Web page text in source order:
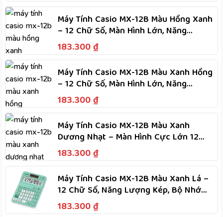
Máy Tính Casio MX-12B Màu Hồng Xanh
– 12 Chữ Số, Màn Hình Lớn, Năng
Lượng Kép Dùng Hai Nguồn
183.300 ₫
Máy Tính Casio MX-12B Màu Xanh Hồng
– 12 Chữ Số, Màn Hình Lớn, Năng
Lượng Kép Dùng Hai Nguồn
183.300 ₫
Máy Tính Casio MX-12B Màu Xanh
Dương Nhạt – Màn Hình Cực Lớn 12
Chữ Số, Năng Lượng Kép
183.300 ₫
Máy Tính Casio MX-12B Màu Xanh Lá –
12 Chữ Số, Năng Lượng Kép, Bộ Nhớ
Độc Lập, Tính Nhanh
183.300 ₫